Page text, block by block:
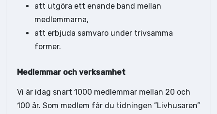
att utgöra ett enande band mellan
medlemmarna,
att erbjuda samvaro under trivsamma
former.
Medlemmar och verksamhet
Vi är idag snart 1000 medlemmar mellan 20 och
100 år. Som medlem får du tidningen ”Livhusaren”